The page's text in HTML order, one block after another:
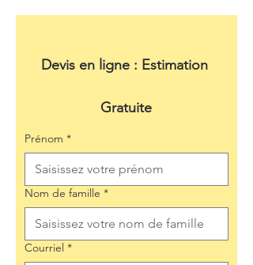
Devis en ligne : Estimation
Gratuite
Prénom *
Nom de famille *
Courriel *